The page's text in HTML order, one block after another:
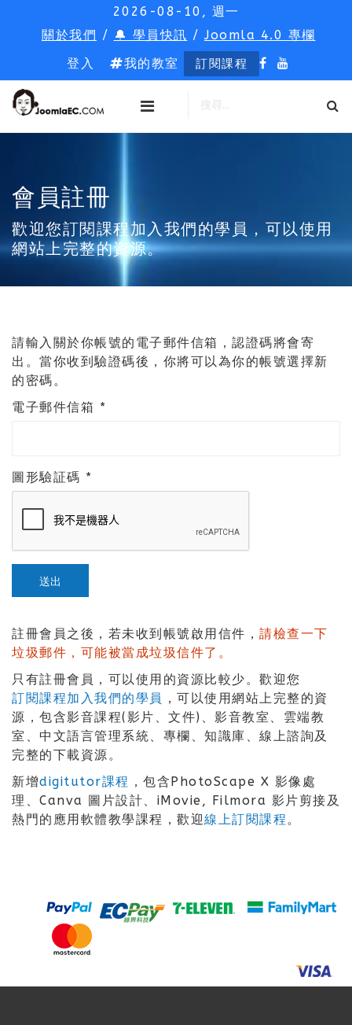
2026-08-10, 週一
關於我們 / 🔔 學員快訊 /Joomla 4.0 專欄
登入
我的教室 訂閱課程
會員註冊
歡迎您訂閱課程加入我們的學員，可以使用
網站上完整的資源。
請輸入關於你帳號的電子郵件信箱，認證碼將會寄
出。當你收到驗證碼後，你將可以為你的帳號選擇新
的密碼。
電子郵件信箱 *
圖形驗証碼 *
送出
註冊會員之後，若未收到帳號啟用信件， 請檢查一下
垃圾郵件，可能被當成垃圾信件了。
只有註冊會員，可以使用的資源比較少。歡迎您
訂閱課程加入我們的學員 ，可以使用網站上完整的資
源，包含影音課程(影片、文件)、影音教室、雲端教
室、中文語言管理系統、專欄、知識庫、線上諮詢及
完整的下載資源。
新增digitutor課程 ，包含PhotoScape X 影像處
理、Canva 圖片設計、iMovie, Filmora 影片剪接及
熱門的應用軟體教學課程，歡迎線上訂閱課程。